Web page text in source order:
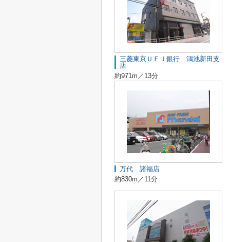
三菱東京ＵＦＪ銀行 鴻池新田支
店
約971m／13分
万代 諸福店
約830m／11分